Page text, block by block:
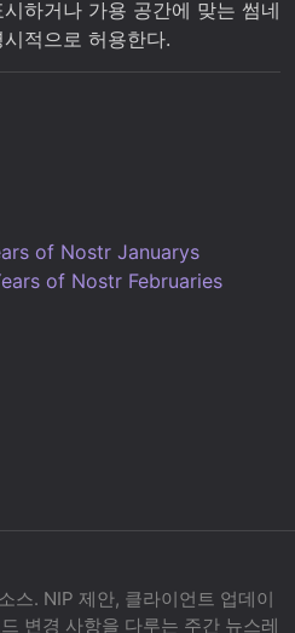
하거나 가용 공간에 맞는 썸네
적으로 허용한다.
of Nostr Januarys
of Nostr Februaries
스. NIP 제안, 클라이언트 업데이
변경 사항을 다루는 주간 뉴스레